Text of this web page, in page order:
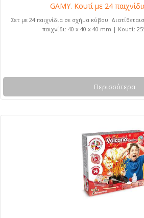
GAMY. Κουτί με 24
Σετ με 24 παιχνίδια σε σχήμα κύβου.
παιχνίδι: 40 x 40 x 40 mm | Κουτί:
Περισσότερα